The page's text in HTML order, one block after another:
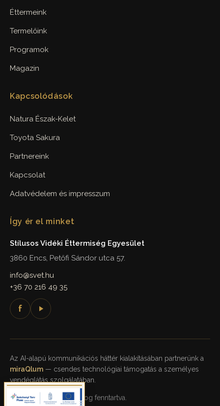
Éttermeink
Termelőink
Programok
Magazin
Kapcsolódások
Natura Észak-Kelet
Toyota Sakura
Partnereink
Kapcsolat
Adatvédelem és impresszum
Így ér el minket
Stílusos Vidéki Éttermiség Egyesület
3860 Encs, Petőfi Sándor utca 57.
info@svet.hu
+36 70 216 49 35
f
Az AI-alapú kommunikációs háttér kialakításában partnerünk a
miraQlum — csendes technológiai támogatás a személyes
vendéglátás szolgálatában.
© 2026 SVÉT. Minden jog fenntartva.